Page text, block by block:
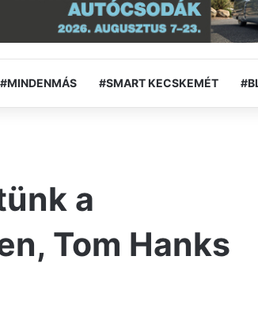
#MINDENMÁS #SMART KECSKEMÉT
a
Tom Hanks